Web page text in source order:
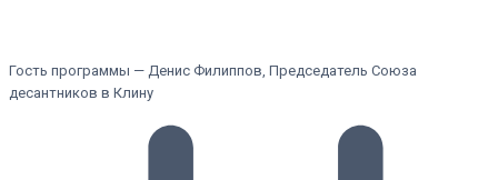
Гость программы — Денис Филиппов, Председатель Союза
десантников в Клину